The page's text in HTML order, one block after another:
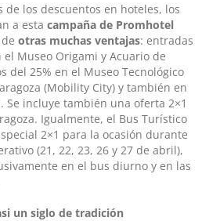
de los descuentos en hoteles, los
a esta campaña de Promhotel
otras muchas ventajas: entradas
Museo Origami y Acuario de
del 25% en el Museo Tecnológico
(Mobility City) y también en
Se incluye también una oferta 2×1
Igualmente, el Bus Turístico
2×1 para la ocasión durante
(21, 22, 23, 26 y 27 de abril),
en el bus diurno y en las
un siglo de tradición